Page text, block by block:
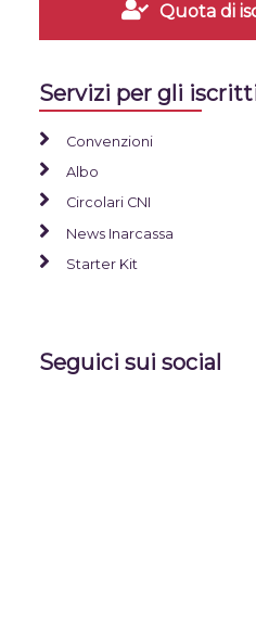
Quota di
Servizi per gli
Convenzioni
Albo
Circolari CNI
News Inarcassa
Starter Kit
Seguici sui social